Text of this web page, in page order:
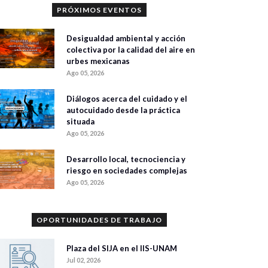
PRÓXIMOS EVENTOS
Desigualdad ambiental y acción
colectiva por la calidad del aire en
urbes mexicanas
Ago 05, 2026
Diálogos acerca del cuidado y el
autocuidado desde la práctica
situada
Ago 05, 2026
Desarrollo local, tecnociencia y
riesgo en sociedades complejas
Ago 05, 2026
OPORTUNIDADES DE TRABAJO
Plaza del SIJA en el IIS-UNAM
Jul 02, 2026